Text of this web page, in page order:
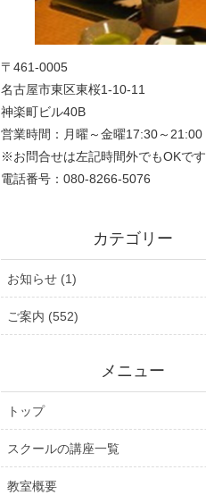
〒461-0005
名古屋市東区東桜1-10-11
神楽町ビル40B
営業時間：月曜～金曜17:30～21:00
※お問合せは左記時間外でもOKです
電話番号：080-8266-5076
カテゴリー
お知らせ (1)
ご案内 (552)
メニュー
トップ
スクールの講座一覧
教室概要